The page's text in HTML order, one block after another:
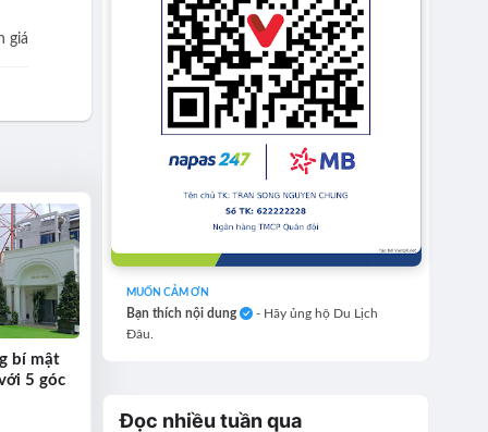
giá
bí mật
5 góc
MUỐN CẢM ƠN
Bạn thích nội dung
- Hãy ủng hộ Du Lịch
Đâu.
Đọc nhiều tuần qua